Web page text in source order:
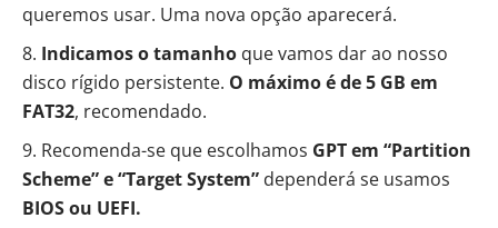
queremos usar. Uma nova opção aparecerá.
Indicamos o tamanho que vamos dar ao nosso
disco rígido persistente. O máximo é de 5 GB em
FAT32, recomendado.
Recomenda-se que escolhamos GPT em “Partition
Scheme” e “Target System” dependerá se usamos
BIOS ou UEFI.